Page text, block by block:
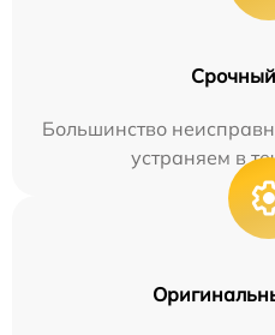
Большинство
устраняем в